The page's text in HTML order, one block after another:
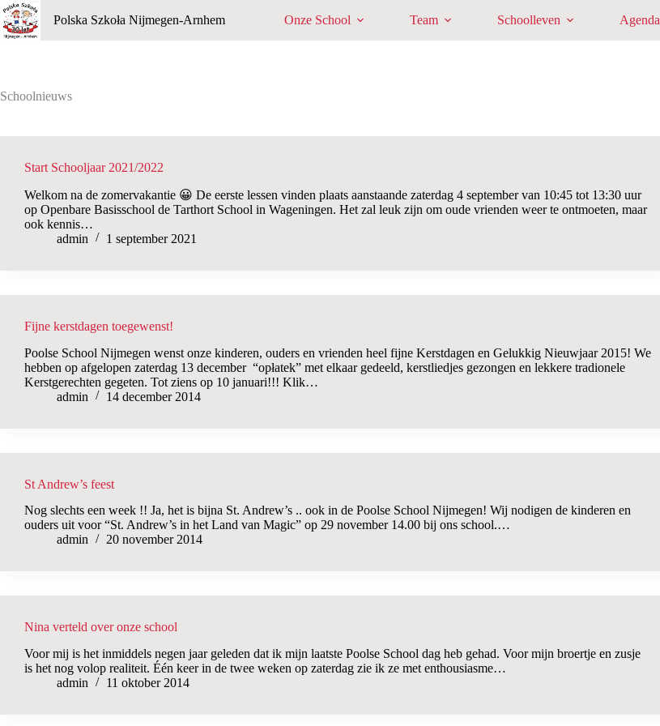
Ga
naar
de
Polska Szkoła Nijmegen-Arnhem Onze School Team Schoolleven Agenda
Schoolnieuws
Start Schooljaar 2021/2022
Welkom na de zomervakantie 😀 De eerste lessen vinden plaats aanstaande zaterdag 4 september van 10:45 tot 13:30 uur
op Openbare Basisschool de Tarthort School in Wageningen. Het zal leuk zijn om oude vrienden weer te ontmoeten, maar
ook kennis…
admin
1 september 2021
Fijne kerstdagen toegewenst!
Poolse School Nijmegen wenst onze kinderen, ouders en vrienden heel fijne Kerstdagen en Gelukkig Nieuwjaar 2015! We
hebben op afgelopen zaterdag 13 december “opłatek” met elkaar gedeeld, kerstliedjes gezongen en lekkere tradionele
Kerstgerechten gegeten. Tot ziens op 10 januari!!! Klik…
admin
14 december 2014
St Andrew’s feest
Nog slechts een week !! Ja, het is bijna St. Andrew’s .. ook in de Poolse School Nijmegen! Wij nodigen de kinderen en
ouders uit voor “St. Andrew’s in het Land van Magic” op 29 november 14.00 bij ons school.…
admin
20 november 2014
Nina verteld over onze school
Voor mij is het inmiddels negen jaar geleden dat ik mijn laatste Poolse School dag heb gehad. Voor mijn broertje en zusje
is het nog volop realiteit. Één keer in de twee weken op zaterdag zie ik ze met enthousiasme…
admin
11 oktober 2014